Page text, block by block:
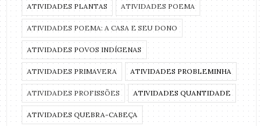
ATIVIDADES PLANTAS ATIVIDADES POEMA
ATIVIDADES POEMA: A CASA E SEU DONO
ATIVIDADES POVOS INDÍGENAS
ATIVIDADES PRIMAVERA ATIVIDADES PROBLEMINHA
ATIVIDADES PROFISSÕES ATIVIDADES QUANTIDADE
ATIVIDADES QUEBRA-CABEÇA